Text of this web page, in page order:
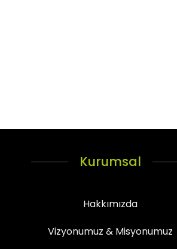
Kurumsal
Hakkımızda
Vizyonumuz & Misyonumuz